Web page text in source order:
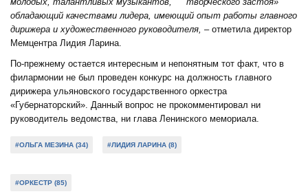
обладающий качествами лидера, имеющий опыт работы главного
дирижера и художественного руководителя, – отметила директор
Мемцентра Лидия Ларина.
По-прежнему остается интересным и непонятным тот факт, что в
филармонии не был проведен конкурс на должность главного
дирижера ульяновского государственного оркестра
«Губернаторский». Данный вопрос не прокомментировал ни
руководитель ведомства, ни глава Ленинского мемориала.
#ОЛЬГА МЕЗИНА (34) #ЛИДИЯ ЛАРИНА (8)
#ОРКЕСТР (85)